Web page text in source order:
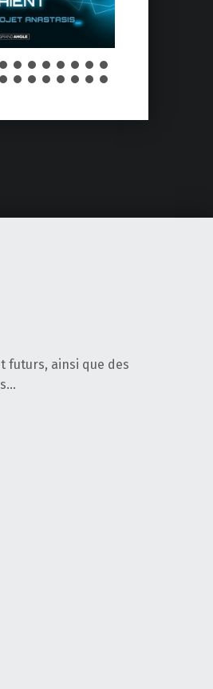
futurs, ainsi que des